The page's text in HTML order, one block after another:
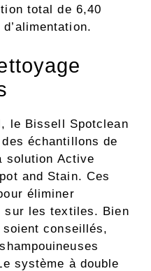
total de 6,40
le Bissell Spotclean
échantillons de
solution Active
and Stain. Ces
éliminer
sur les textiles. Bien
conseillés,
système à double